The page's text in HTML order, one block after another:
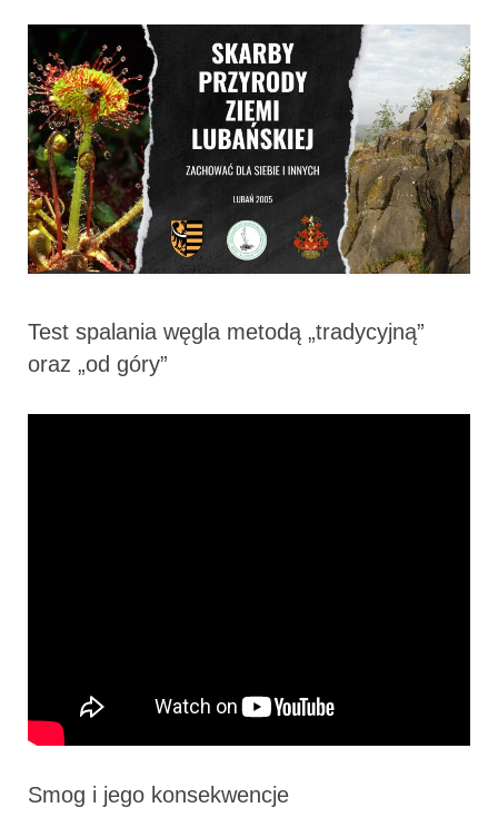
Test spalania węgla metodą „tradycyjną”
oraz „od góry”
Smog i jego konsekwencje